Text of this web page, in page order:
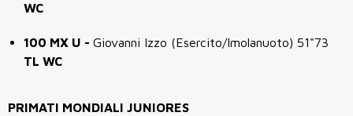
WC
100 MX U - Giovanni Izzo (Esercito/Imolanuoto) 51"73
TL WC
PRIMATI MONDIALI JUNIORES